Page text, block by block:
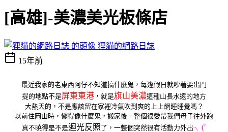
[高雄]-美濃美光板條店
狸貓的網路日誌
15年前
最近我家的老東西阿仔不知道搞什麼鬼，每逢假日就吵著要出門
提的地點不是屏東東港 ，就是旗山美濃這種山長水遠的地方
大熱天的，不是應該留在家裡冷氣吹到爽的上上網睡睡覺嗎？
以前住岡山時，懶得像什麼鬼，搬家後一整個很愛帶我們母子往外跑
真不曉得是不是迴光反照了，一整個突然很有活動力外出╮(′